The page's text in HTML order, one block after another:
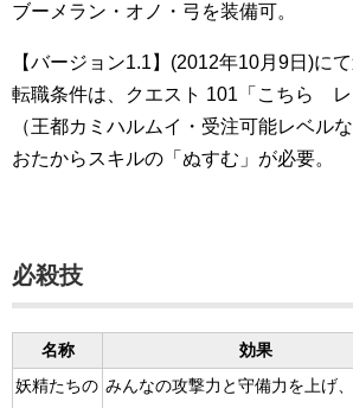
ブーメラン・オノ・弓を装備可。
【バージョン1.1】(2012年10月9日)にて
転職条件は、クエスト 101「こちら レ
（王都カミハルムイ・受注可能レベル
おたからスキルの「ぬすむ」が必要。
必殺技
名称 効果
妖精たちの みんなの攻撃力と守備力を上げ、